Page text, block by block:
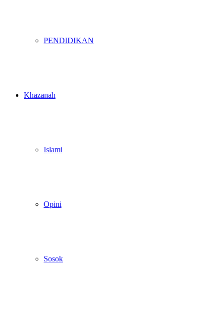
PENDIDIKAN
Khazanah
Islami
Opini
Sosok